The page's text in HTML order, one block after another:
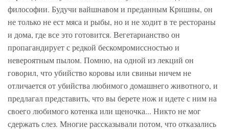
философии. Будучи вайшнавом и преданным Кришны, он
не только не ест мяса и рыбы, но и не ходит в те рестораны
и дома, где все это готовится. Вегетарианство он
пропагандирует с редкой бескомромиссностью и
невероятным пылом. Помню, на одной из лекций он
говорил, что убийство коровы или свиньи ничем не
отличается от убийства любимого домашнего животного, и
предлагал представить, что вы берете нож и идете с ним на
своего любимого котенка или щеночка... Никто не мог
сдержать слез. Многие рассказывали потом, что отказались